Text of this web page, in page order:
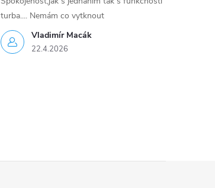
Vladimír Macák
22.4.2026
turba.... Nemám co vytknout